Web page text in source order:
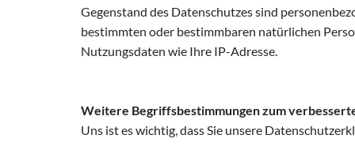
Gegenstand des Datenschutzes sind
bestimmten oder bestimmbaren natürlichen
Nutzungsdaten wie Ihre IP-Adresse.
Weitere Begriffsbestimmungen zum
Uns ist es wichtig, dass Sie unsere